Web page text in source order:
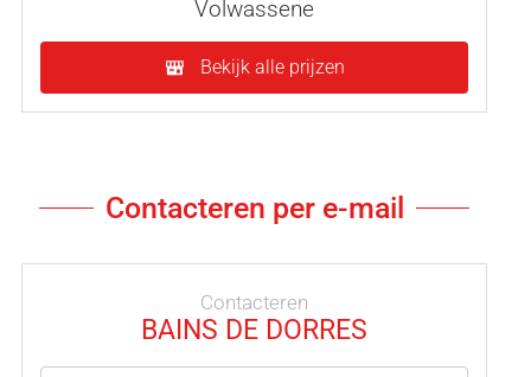
Volwassene
Bekijk alle prijzen
Contacteren per e-mail
Contacteren
BAINS DE DORRES